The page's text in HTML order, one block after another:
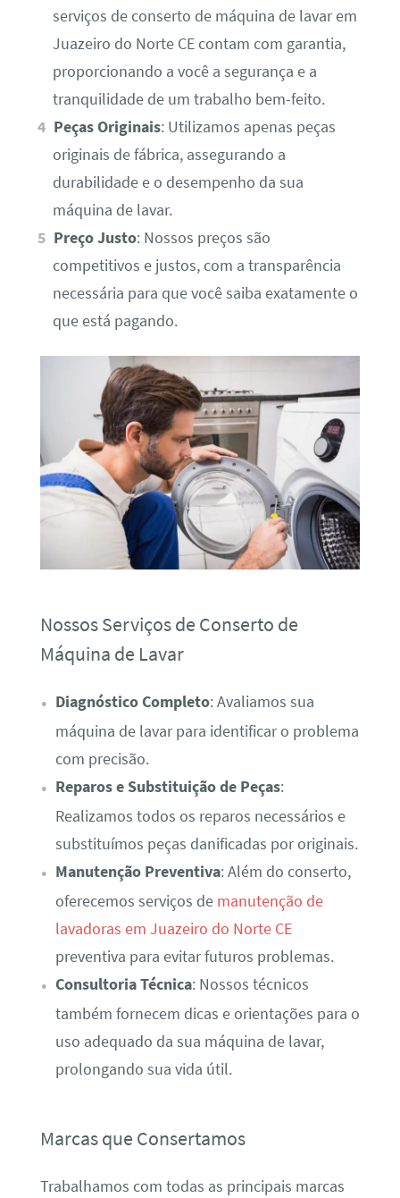
serviços de conserto de máquina de lavar em
Juazeiro do Norte CE contam com garantia,
proporcionando a você a segurança e a
tranquilidade de um trabalho bem-feito.
Peças Originais: Utilizamos apenas peças
originais de fábrica, assegurando a
durabilidade e o desempenho da sua
máquina de lavar.
Preço Justo: Nossos preços são
competitivos e justos, com a transparência
necessária para que você saiba exatamente o
que está pagando.
Nossos Serviços de Conserto de
Máquina de Lavar
Diagnóstico Completo: Avaliamos sua
máquina de lavar para identificar o problema
com precisão.
Reparos e Substituição de Peças:
Realizamos todos os reparos necessários e
substituímos peças danificadas por originais.
Manutenção Preventiva: Além do conserto,
oferecemos serviços de manutenção de
lavadoras em Juazeiro do Norte CE
preventiva para evitar futuros problemas.
Consultoria Técnica: Nossos técnicos
também fornecem dicas e orientações para o
uso adequado da sua máquina de lavar,
prolongando sua vida útil.
Marcas que Consertamos
Trabalhamos com todas as principais marcas